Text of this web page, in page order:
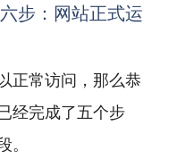
步：网站正式运
正常访问，那么恭
经完成了五个步